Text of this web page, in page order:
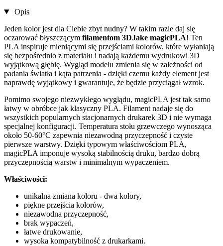
Opis
Jeden kolor jest dla Ciebie zbyt nudny? W takim razie daj się
oczarować błyszczącym filamentom 3DJake magicPLA! Ten
PLA inspiruje mieniącymi się przejściami kolorów, które wyłaniają
się bezpośrednio z materiału i nadają każdemu wydrukowi 3D
wyjątkową głębię. Wygląd modelu zmienia się w zależności od
padania światła i kąta patrzenia - dzięki czemu każdy element jest
naprawdę wyjątkowy i gwarantuje, że będzie przyciągał wzrok.
Pomimo swojego niezwykłego wyglądu, magicPLA jest tak samo
łatwy w obróbce jak klasyczny PLA. Filament nadaje się do
wszystkich popularnych stacjonarnych drukarek 3D i nie wymaga
specjalnej konfiguracji. Temperatura stołu grzewczego wynosząca
około 50-60°C zapewnia niezawodną przyczepność i czyste
pierwsze warstwy. Dzięki typowym właściwościom PLA,
magicPLA imponuje wysoką stabilnością druku, bardzo dobrą
przyczepnością warstw i minimalnym wypaczeniem.
Właściwości:
unikalna zmiana koloru - dwa kolory,
piękne przejścia kolorów,
niezawodna przyczepność,
brak wypaczeń,
łatwe drukowanie,
wysoka kompatybilność z drukarkami.